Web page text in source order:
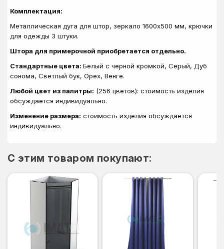
Комплектация:
Металлическая дуга для штор, зеркало 1600х500 мм, крючки
для одежды 3 штуки.
Штора для примерочной приобретается отдельно.
Стандартные цвета: Белый с черной кромкой, Серый, Дуб
сонома, Светлый бук, Орех, Венге.
Любой цвет из палитры: (256 цветов): стоимость изделия
обсуждается индивидуально.
Изменение размера: стоимость изделия обсуждается
индивидуально.
C этим товаром покупают: